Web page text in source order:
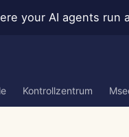
your AI agents
Kontrollzentrum